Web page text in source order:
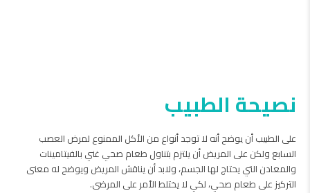
نصيحة الطبيب
على الطبيب أن يوضح أنه لا توجد أنواع من الأكل الممنوع لمرض العصب
السابع ولكن على المريض أن يلتزم بتناول طعام صحي غني بالفيتامينات
والمعادن التي يحتاج لها الجسم، ولابد أن يناقش المريض ويوضح له معنى
التركيز على طعام صحي، لكي لا يختلط الأمر على المرضى.